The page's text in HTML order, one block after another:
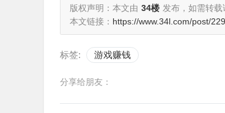
版权声明：本文由 34楼 发布，如需转载
本文链接： https://www.34l.com/post/
标签: 游戏赚钱
分享给朋友：